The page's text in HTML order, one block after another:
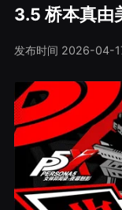
3.5 桥本真由
发布时间 2026-04-